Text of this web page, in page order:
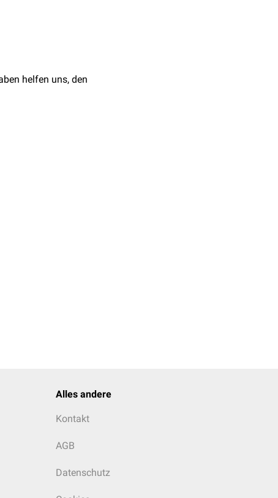
Laminae medialis und
helfen uns, den
Alles andere
Kontakt
AGB
Datenschutz